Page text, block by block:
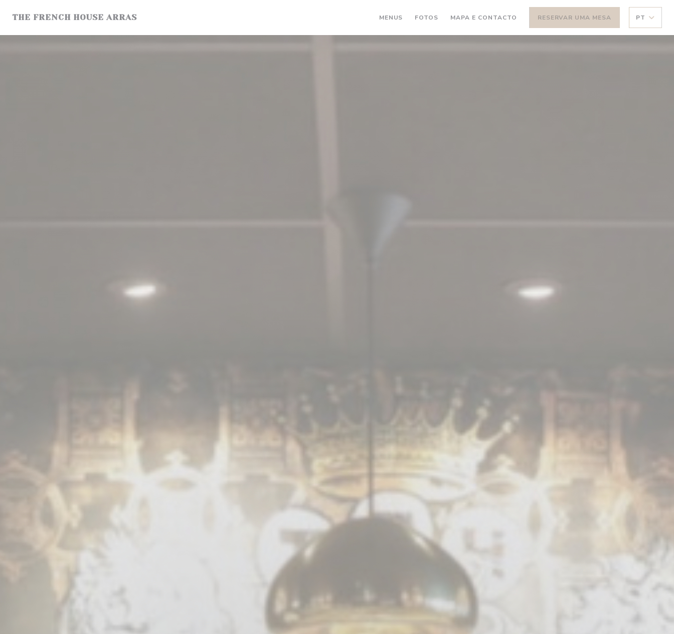
THE FRENCH HOUSE ARRAS MENUS FOTOS MAPA E CONTACTO RESERVAR UMA MESA PT